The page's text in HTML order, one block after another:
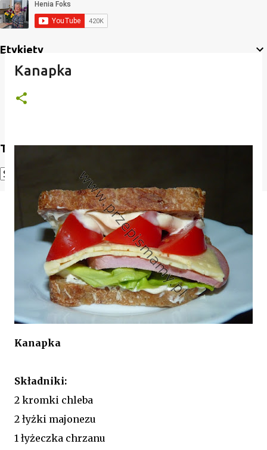
Etykiety
Translate
Translate
Kanapka
Kanapka
Składniki:
2 kromki chleba
2 łyżki majonezu
1 łyżeczka chrzanu